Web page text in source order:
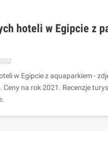
hoteli w Egipcie z
w Egipcie z aquaparkiem -
Ceny na rok 2021. Recenzje